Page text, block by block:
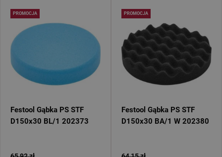
PROMOCJA
Festool Gąbka PS STF
D150x30 BL/1 202373
PROMOCJA
Festool Gąbka PS STF
D150x30 BA/1 W 202380